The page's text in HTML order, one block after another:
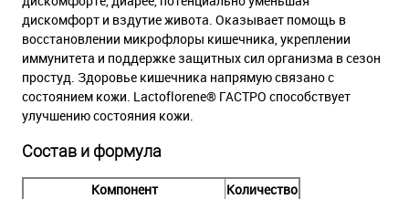
дискомфорт и вздутие живота. Оказывает помощь в
восстановлении микрофлоры кишечника, укреплении
иммунитета и поддержке защитных сил организма в сезон
простуд. Здоровье кишечника напрямую связано с
состоянием кожи. Lactoflorene® ГАСТРО способствует
улучшению состояния кожи.
Состав и формула
Компонент
Количество